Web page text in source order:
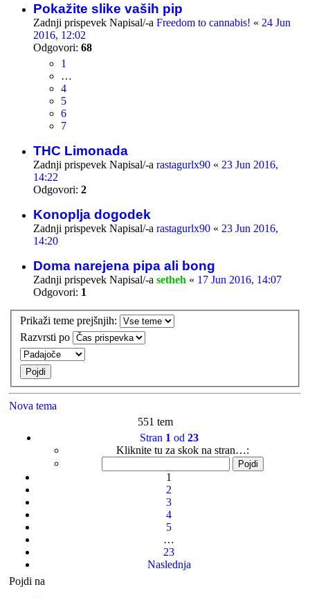
Pokažite slike vaših pip
Zadnji prispevek Napisal/-a Freedom to cannabis! « 24 Jun
2016, 12:02
Odgovori: 68
1
…
4
5
6
7
THC Limonada
Zadnji prispevek Napisal/-a rastagurlx90 « 23 Jun 2016,
14:22
Odgovori: 2
Konoplja dogodek
Zadnji prispevek Napisal/-a rastagurlx90 « 23 Jun 2016,
14:20
Doma narejena pipa ali bong
Zadnji prispevek Napisal/-a setheh « 17 Jun 2016, 14:07
Odgovori: 1
Prikaži teme prejšnjih:
Razvrsti po
Nova tema
551 tem
Stran 1 od 23
Kliknite tu za skok na stran…:
1
2
3
4
5
…
23
Naslednja
Pojdi na